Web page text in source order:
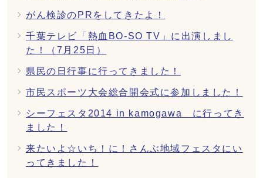
がん検診のPRをしてきたよ！
千葉テレビ「熱血BO‐SO TV」に出演しまし
た！（7月25日）
県民の日行事に行ってきました！
市民スポーツ大会総合開会式に参加しました！
シーフェスタ2014 in kamogawa に行ってき
ました！
来たいよ☆いち！に！さんぶ地域フェスタにい
ってきました！